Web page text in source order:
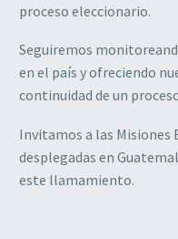
proceso eleccionario.
Seguiremos
en el país y ofreciendo
continuidad de un
Invitamos a las
desplegadas en
este llamamiento.